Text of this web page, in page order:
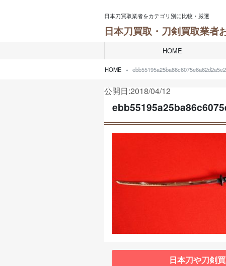
日本刀買取業者をカテゴリ別に比較・厳選
日本刀買取・刀剣買取業者
HOME
HOME
公開日:2018/04/12
日本刀や刀剣